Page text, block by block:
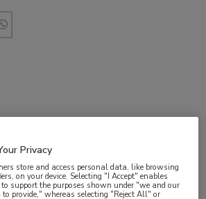
Privacy
store and access personal data, like browsing
on your device. Selecting "I Accept" enables
support the purposes shown under "we and our
to provide," whereas selecting "Reject All" or